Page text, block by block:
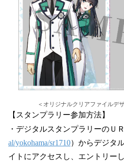
＜オリジナルクリアファイルデザ
【スタンプラリー参加方法】
・デジタルスタンプラリーのＵ
al/yokohama/sr1710）からデジタ
イトにアクセスし、エントリーし